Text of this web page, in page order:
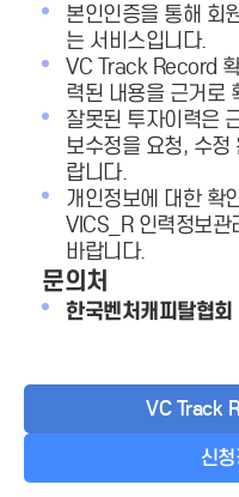
본인인증을 통해 회
는 서비스입니다.
VC Track Record
력된 내용을 근거로
잘못된 투자이력은
보수정을 요청, 수정
랍니다.
개인정보에 대한 확
VICS_R 인력정보
바랍니다.
문의처
한국벤처캐피탈협회
VC Track
신